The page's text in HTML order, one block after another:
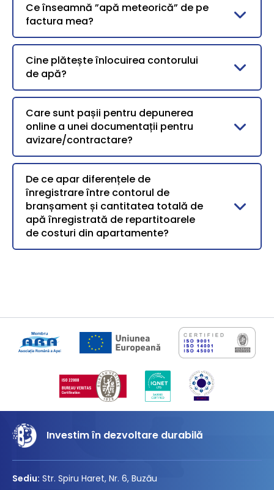
Ce înseamnă ”apă meteorică” de pe
factura mea?
Cine plătește înlocuirea contorului
de apă?
Care sunt pașii pentru depunerea
online a unei documentații pentru
avizare/contractare?
De ce apar diferențele de
înregistrare între contorul de
branșament și cantitatea totală de
apă înregistrată de repartitoarele
de costuri din apartamente?
Investim în dezvoltare durabilă
Sediu: Str. Spiru Haret, Nr. 6, Buzău